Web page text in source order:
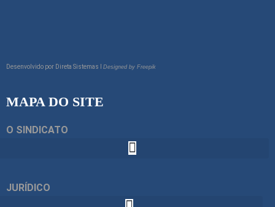
Desenvolvido por Direta Sistemas I Designed by Freepik
MAPA DO SITE
O SINDICATO
JURÍDICO